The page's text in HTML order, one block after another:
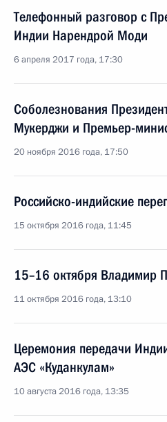
Телефонный разговор с
Индии Нарендрой Моди
6 апреля 2017 года, 17:30
Соболезнования
Мукерджи и Премьер-
20 ноября 2016 года, 17:50
Российско-индийские
15 октября 2016 года, 11:45
15–16 октября Владимир
11 октября 2016 года, 13:10
Церемония передачи
АЭС «Куданкулам»
10 августа 2016 года, 13:35